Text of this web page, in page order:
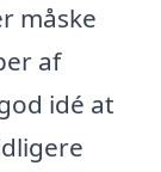
måske
af
idé at